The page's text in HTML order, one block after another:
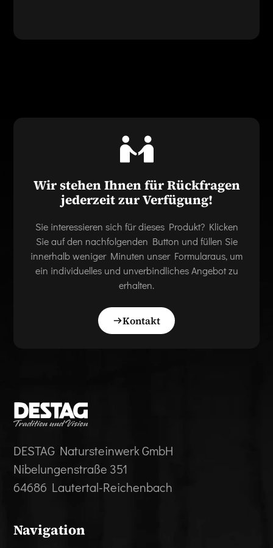
Wir stehen Ihnen für Rückfragen
jederzeit zur Verfügung!
Sie interessieren sich für dieses Produkt? Klicken
Sie auf den nachfolgenden Button und füllen Sie
innerhalb weniger Minuten unser Formularaus, um
ein individuelles und unverbindliches Angebot zu
erhalten.
Kontakt
DESTAG Natursteinwerk GmbH
Nibelungenstraße 351
64686 Lautertal-Reichenbach
Navigation